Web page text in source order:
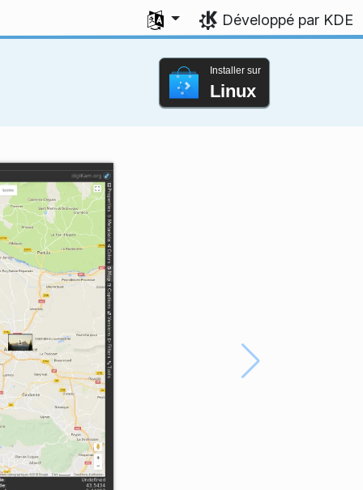
Sélectionner votre langue
Développé par KDE
Installer sur
Linux